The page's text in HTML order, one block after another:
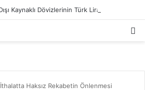
İthalatta Haksız Rekabetin Önlenmesi